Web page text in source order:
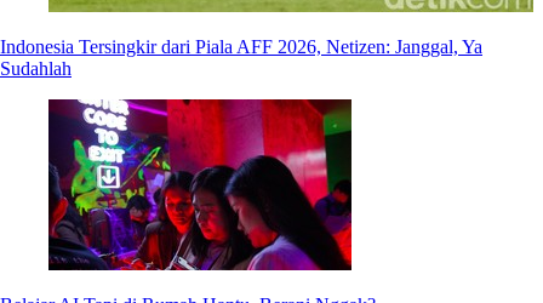
Indonesia Tersingkir dari Piala AFF 2026, Netizen: Janggal, Ya
Sudahlah